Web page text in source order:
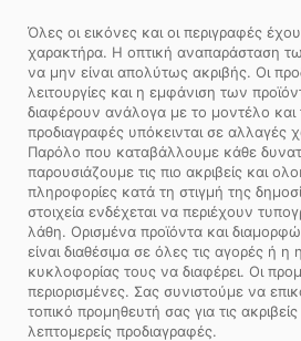
Όλες οι εικόνες και οι περιγραφές
χαρακτήρα. Η οπτική αναπαράσταση
να μην είναι απολύτως ακριβής. Οι
λειτουργίες και η εμφάνιση των
διαφέρουν ανάλογα με το μοντέλο
προδιαγραφές υπόκεινται σε αλλαγές
Παρόλο που καταβάλλουμε κάθε
παρουσιάζουμε τις πιο ακριβείς και
πληροφορίες κατά τη στιγμή της
στοιχεία ενδέχεται να περιέχουν
λάθη. Ορισμένα προϊόντα και
είναι διαθέσιμα σε όλες τις αγορές ή η
κυκλοφορίας τους να διαφέρει. Οι
περιορισμένες. Σας συνιστούμε να
τοπικό προμηθευτή σας για τις
λεπτομερείς προδιαγραφές.